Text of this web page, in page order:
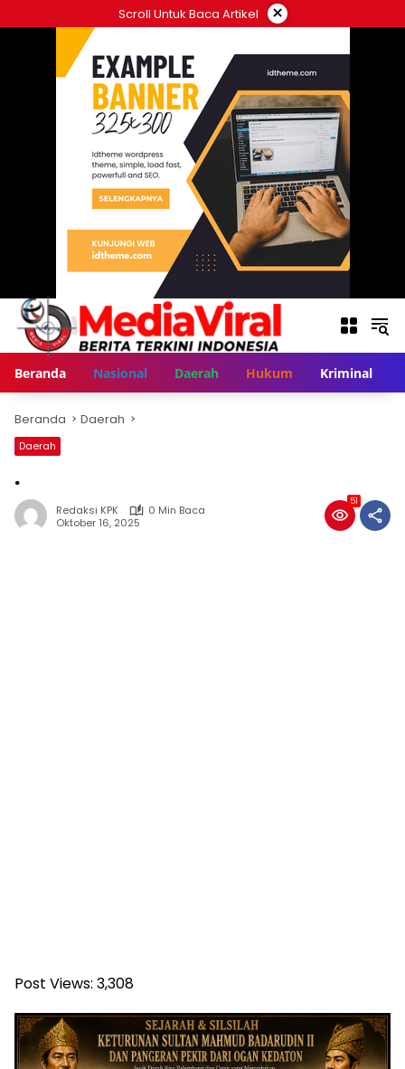
ke
Scroll Untuk Baca Artikel ×
Beranda Nasional Daerah Hukum Kriminal
Beranda Daerah
Daerah
.
Redaksi KPK
0 Min Baca
Oktober 16, 2025
51
Post Views: 3,308